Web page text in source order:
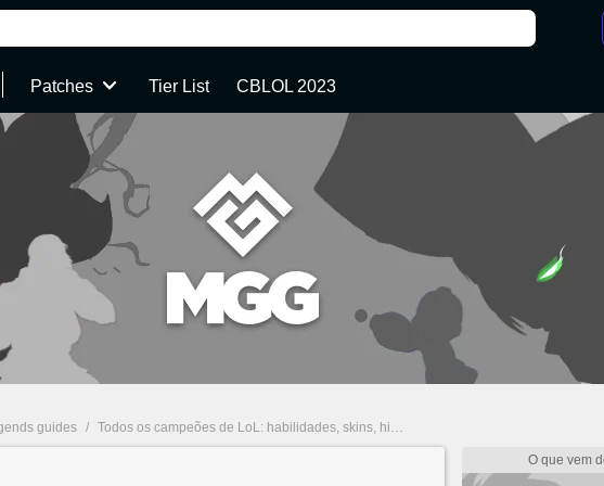
Patches Tier List CBLOL 2023
guides / Todos os campeões de LoL: habilidades, skins, história e mais